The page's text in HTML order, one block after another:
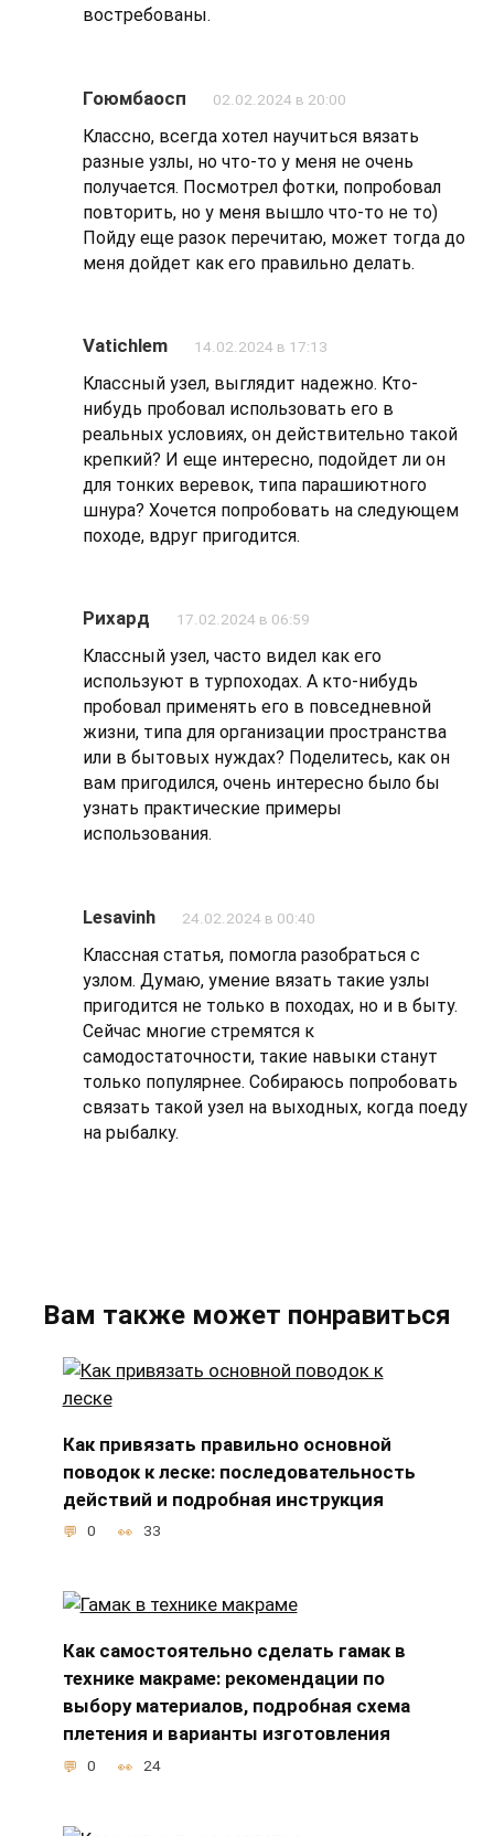
востребованы.
Гоюмбаосп 02.02.2024 в 20:00
Классно, всегда хотел научиться вязать
разные узлы, но что-то у меня не очень
получается. Посмотрел фотки, попробовал
повторить, но у меня вышло что-то не то)
Пойду еще разок перечитаю, может тогда до
меня дойдет как его правильно делать.
Vatichlem 14.02.2024 в 17:13
Классный узел, выглядит надежно. Кто-
нибудь пробовал использовать его в
реальных условиях, он действительно такой
крепкий? И еще интересно, подойдет ли он
для тонких веревок, типа парашиютного
шнура? Хочется попробовать на следующем
походе, вдруг пригодится.
Рихард 17.02.2024 в 06:59
Классный узел, часто видел как его
используют в турпоходах. А кто-нибудь
пробовал применять его в повседневной
жизни, типа для организации пространства
или в бытовых нуждах? Поделитесь, как он
вам пригодился, очень интересно было бы
узнать практические примеры
использования.
Lesavinh 24.02.2024 в 00:40
Классная статья, помогла разобраться с
узлом. Думаю, умение вязать такие узлы
пригодится не только в походах, но и в быту.
Сейчас многие стремятся к
самодостаточности, такие навыки станут
только популярнее. Собираюсь попробовать
связать такой узел на выходных, когда поеду
на рыбалку.
Вам также может понравиться
Как привязать правильно основной
поводок к леске: последовательность
действий и подробная инструкция
0 33
Как самостоятельно сделать гамак в
технике макраме: рекомендации по
выбору материалов, подробная схема
плетения и варианты изготовления
0 24